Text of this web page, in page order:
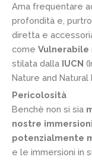
Ama frequentare
profondità e,
diretta e
come Vulnerabile
stilata dalla IUCN
Nature and Natural
Pericolosità
Benchè non si sia
nostre immersioni
potenzialmente
e le immersioni in